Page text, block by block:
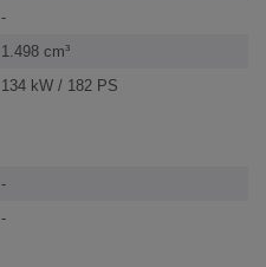
-
1.498 cm³
134 kW / 182 PS
-
-